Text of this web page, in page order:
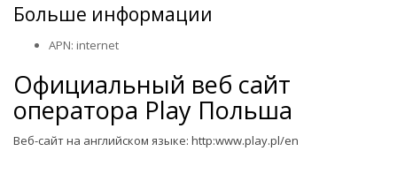
Больше информации
APN: internet
Официальный веб сайт
оператора Play Польша
Веб-сайт на английском языке: http:www.play.pl/en